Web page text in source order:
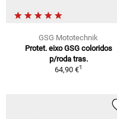
GSG Mototechnik
Protet. eixo GSG coloridos
p/roda tras.
64,90 €1